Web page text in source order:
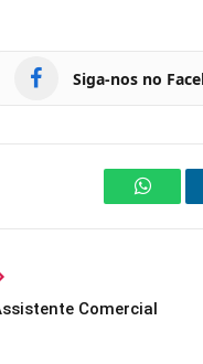
Siga-nos no
Comercial